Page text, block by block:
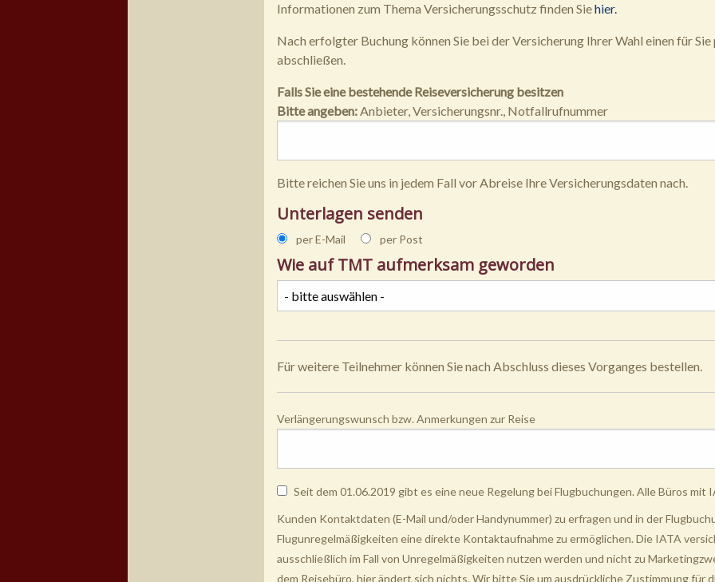
Informationen zum Thema Versicherungsschutz finden Siehier.
Nach erfolgter Buchung können Sie bei der Versicherung Ihrer Wahl einen für
abschließen.
Falls Sie eine bestehende Reiseversicherung besitzen
Bitte angeben:Anbieter, Versicherungsnr., Notfallrufnummer
Bitte reichen Sie uns in jedem Fall vor Abreise Ihre Versicherungsdaten nach.
Unterlagen senden
per E-Mail per Post
Wie auf TMT aufmerksam geworden
Für weitere Teilnehmer können Sie nach Abschluss dieses Vorganges bestellen.
Verlängerungswunsch bzw. Anmerkungen zur Reise
Seit dem 01.06.2019 gibt es eine neue Regelung bei Flugbuchungen. Alle Büros
Kunden Kontaktdaten (E-Mail und/oder Handynummer) zu erfragen und in der
Flugunregelmäßigkeiten eine direkte Kontaktaufnahme zu ermöglichen. Die IATA
ausschließlich im Fall von Unregelmäßigkeiten nutzen werden und nicht zu
dem Reisebüro, hier ändert sich nichts. Wir bitte Sie um ausdrückliche Zustimmung für